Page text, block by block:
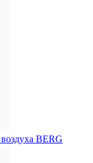
BERG